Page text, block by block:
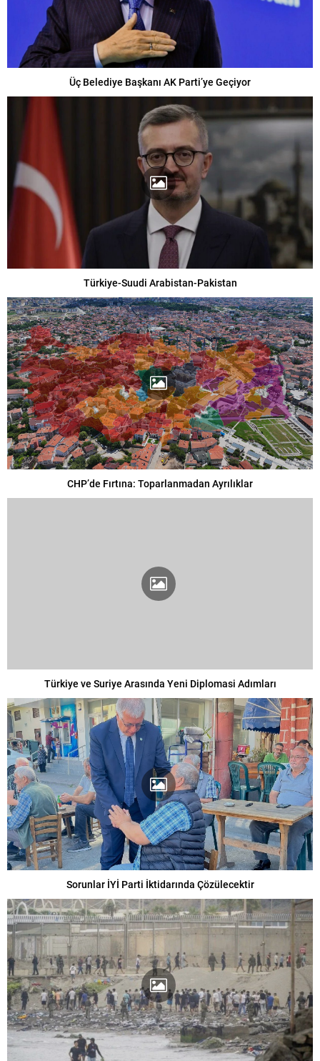
Üç Belediye Başkanı AK Parti’ye Geçiyor
Türkiye-Suudi Arabistan-Pakistan
CHP’de Fırtına: Toparlanmadan Ayrılıklar
Türkiye ve Suriye Arasında Yeni Diplomasi Adımları
Sorunlar İYİ Parti İktidarında Çözülecektir